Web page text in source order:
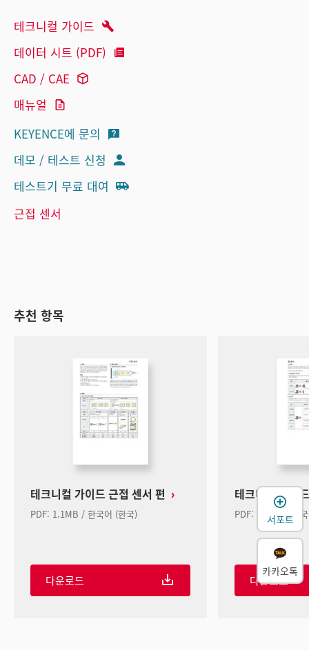
테크니컬 가이드
데이터 시트 (PDF)
CAD / CAE
매뉴얼
KEYENCE에 문의
데모 / 테스트 신청
테스트기 무료 대여
근접 센서
추천 항목
테크니컬 가이드 근접 센서 편
PDF: 1.1MB / 한국어 (한국)
다운로드
테크니컬 가이
PDF: 3.3MB / 한
다운로드
서포트
카카오톡